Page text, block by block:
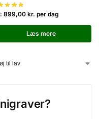
899,00 kr. per dag
Læs mere